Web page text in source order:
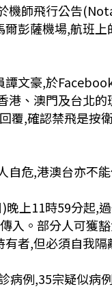
機師飛行公告
彭薩機場,航班
文豪,於
港、澳門及台北
覆,確認禁飛是按
自危,港澳台亦不能
上11時59分起,
入。部分人可獲
者,但必須自我隔
病例,35宗疑似病